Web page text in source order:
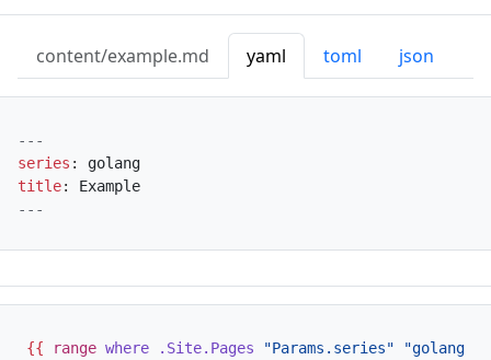
content/example.md yaml toml json
---
series :
golang
title:
Example
---
{{ range where .Site.Pages "Params.series" "golang"